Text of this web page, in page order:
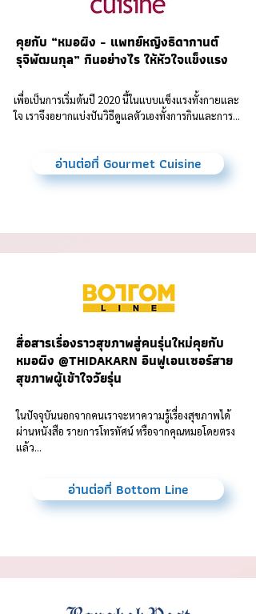
คุยกับ “หมอผิง - แพทย์หญิงธิดากานต์
รุจิพัฒนกุล” กินอย่างไร ให้หัวใจแข็งแรง
เพื่อเป็นการเริ่มต้นปี 2020 นี้ในแบบแข็งแรงทั้งกายและ
ใจ เราจึงอยากแบ่งปันวิธีดูแลตัวเองทั้งการกินและการ...
อ่านต่อที่ Gourmet Cuisine
สื่อสารเรื่องราวสุขภาพสู่คนรุ่นใหม่คุยกับ
หมอผิง @THIDAKARN อินฟูเอนเซอร์สาย
สุขภาพผู้เข้าใจวัยรุ่น
ในปัจจุบันนอกจากคนเราจะหาความรู้เรื่องสุขภาพได้
ผ่านหนังสือ รายการโทรทัศน์ หรือจากคุณหมอโดยตรง
แล้ว...
อ่านต่อที่ Bottom Line